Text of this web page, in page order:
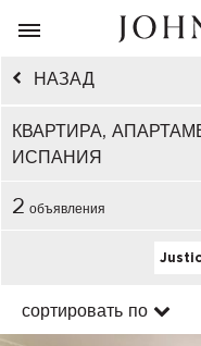
НАЗАД
КВАРТИРА,
ИСПАНИЯ
2 объявления
сортировать по